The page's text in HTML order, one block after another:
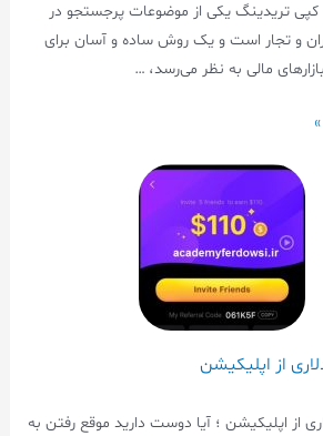
کپی تریدینگ یکی از موضوعات پرجستجو در
و تجار است و یک روش ساده و آسان برای
مالی به نظر می‌رسد، …
از اپلیکیشن
از اپلیکیشن ؛ آیا دوست دارید موقع رفتن به